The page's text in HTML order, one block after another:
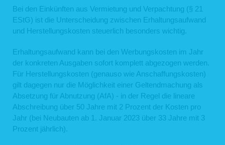
Bei den Einkünften aus Vermietung und Verpachtung (§ 21
EStG) ist die Unterscheidung zwischen Erhaltungsaufwand
und Herstellungskosten steuerlich besonders wichtig.
Erhaltungsaufwand kann bei den Werbungskosten im Jahr
der konkreten Ausgaben sofort komplett abgezogen werden.
Für Herstellungskosten (genauso wie Anschaffungskosten)
gilt dagegen nur die Möglichkeit einer Geltendmachung als
Absetzung für Abnutzung (AfA) - in der Regel die lineare
Abschreibung über 50 Jahre mit 2 Prozent der Kosten pro
Jahr (bei Neubauten ab 1. Januar 2023 über 33 Jahre mit 3
Prozent jährlich).